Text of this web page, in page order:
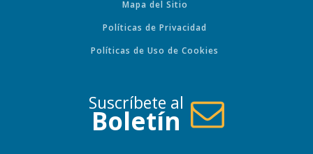
Mapa del Sitio
Políticas de Privacidad
Políticas de Uso de Cookies
Suscríbete al
Boletín